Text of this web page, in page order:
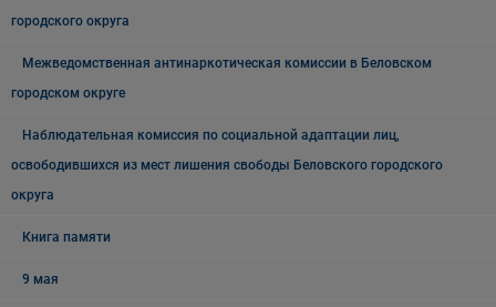
городского округа
Межведомственная антинаркотическая комиссии в Беловском
городском округе
Наблюдательная комиссия по социальной адаптации лиц,
освободившихся из мест лишения свободы Беловского городского
округа
Книга памяти
9 мая